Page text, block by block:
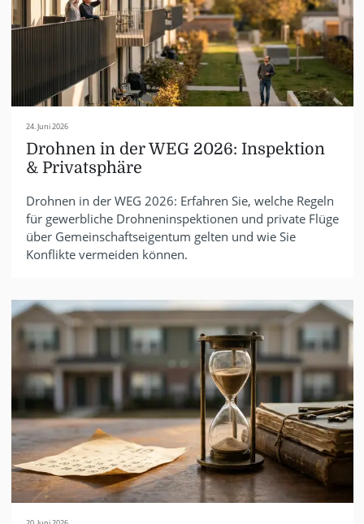
24. Juni 2026
Drohnen in der WEG 2026: Inspektion
& Privatsphäre
Drohnen in der WEG 2026: Erfahren Sie, welche Regeln
für gewerbliche Drohneninspektionen und private Flüge
über Gemeinschaftseigentum gelten und wie Sie
Konflikte vermeiden können.